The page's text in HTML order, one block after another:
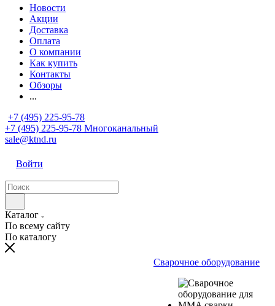
Новости
Акции
Доставка
Оплата
О компании
Как купить
Контакты
Обзоры
...
+7 (495) 225-95-78
+7 (495) 225-95-78 Многоканальный
sale@ktnd.ru
Войти
Каталог
По всему сайту
По каталогу
Сварочное оборудование